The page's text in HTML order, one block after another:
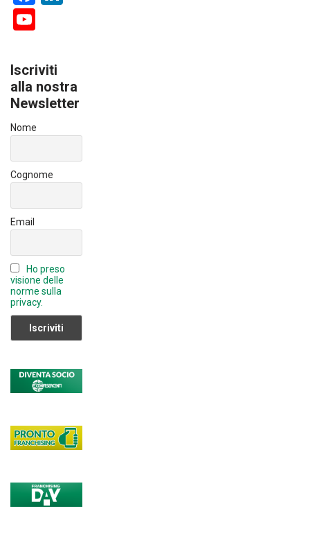
b
o
ok
n
u
T
u
b
C
n
el
Iscriviti
alla nostra
Newsletter
Nome
Cognome
Email
Ho preso
visione delle
norme sulla
privacy.